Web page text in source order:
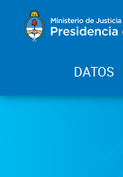
DATOS